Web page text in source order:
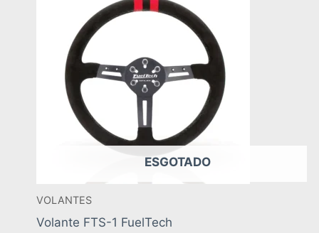
ESGOTADO
VOLANTES
Volante FTS-1 FuelTech